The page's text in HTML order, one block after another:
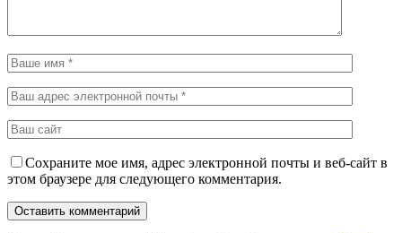
Сохраните мое имя, адрес электронной почты и веб-сайт в
этом браузере для следующего комментария.